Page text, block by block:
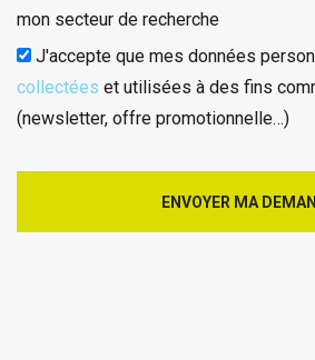
mon secteur de recherche
J'accepte que mes données
collectées et utilisées à des fins
(newsletter, offre promotionnelle…)
ENVOYER MA